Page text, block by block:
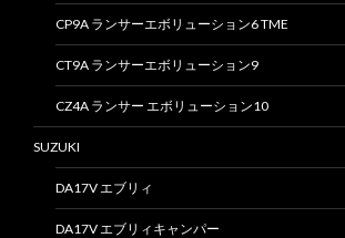
CP9A ランサーエボリューション6 TME
CT9A ランサーエボリューション9
CZ4A ランサー エボリューション10
SUZUKI
DA17V エブリィ
DA17V エブリィキャンパー